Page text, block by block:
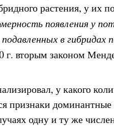
растения, у их
появления у
подавленных в гибридах
г. вторым законом
у какого
признаки
одну и ту же